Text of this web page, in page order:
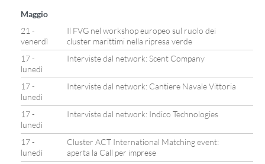
Maggio
21 -
venerdì
Il FVG nel workshop europeo sul ruolo dei
cluster marittimi nella ripresa verde
17 -
lunedì
Interviste dal network: Scent Company
17 -
lunedì
Interviste dal network: Cantiere Navale Vittoria
17 -
lunedì
Interviste dal network: Indico Technologies
17 -
lunedì
Cluster ACT International Matching event:
aperta la Call per imprese